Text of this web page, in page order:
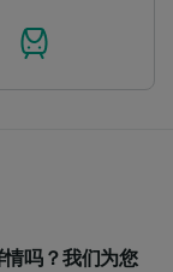
吗？我们为您